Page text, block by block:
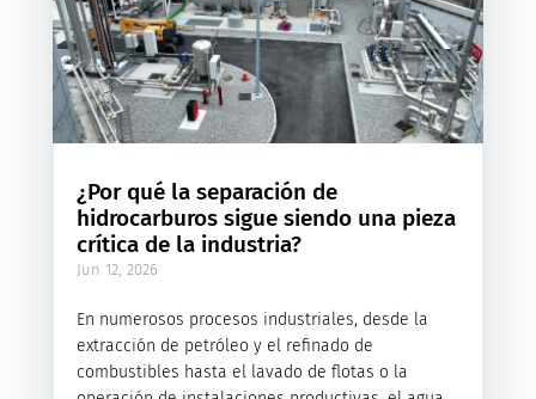
¿Por qué la separación de
hidrocarburos sigue siendo una pieza
crítica de la industria?
Jun 12, 2026
En numerosos procesos industriales, desde la
extracción de petróleo y el refinado de
combustibles hasta el lavado de flotas o la